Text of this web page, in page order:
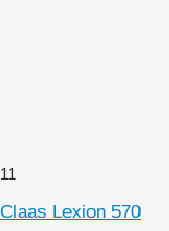
11
Claas Lexion 570